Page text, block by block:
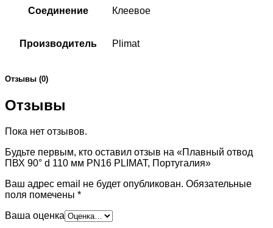
Соединение Клеевое
Производитель Plimat
Отзывы (0)
Отзывы
Пока нет отзывов.
Будьте первым, кто оставил отзыв на «Плавный отвод
ПВХ 90° d 110 мм PN16 PLIMAT, Португалия»
Ваш адрес email не будет опубликован. Обязательные
поля помечены *
Ваша оценка